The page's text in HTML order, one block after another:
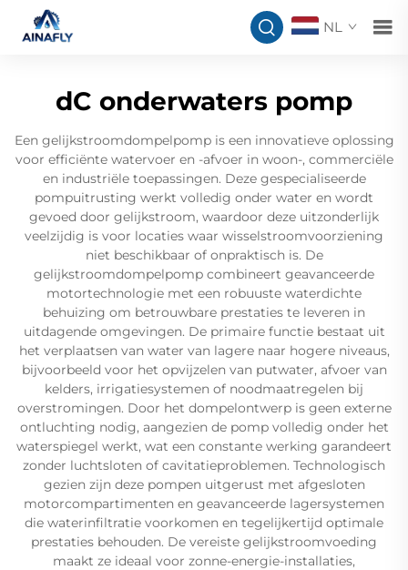
NL
dC onderwaters pomp
Een gelijkstroomdompelpomp is een innovatieve oplossing
voor efficiënte watervoer en -afvoer in woon-, commerciële
en industriële toepassingen. Deze gespecialiseerde
pompuitrusting werkt volledig onder water en wordt
gevoed door gelijkstroom, waardoor deze uitzonderlijk
veelzijdig is voor locaties waar wisselstroomvoorziening
niet beschikbaar of onpraktisch is. De
gelijkstroomdompelpomp combineert geavanceerde
motortechnologie met een robuuste waterdichte
behuizing om betrouwbare prestaties te leveren in
uitdagende omgevingen. De primaire functie bestaat uit
het verplaatsen van water van lagere naar hogere niveaus,
bijvoorbeeld voor het opvijzelen van putwater, afvoer van
kelders, irrigatiesystemen of noodmaatregelen bij
overstromingen. Door het dompelontwerp is geen externe
ontluchting nodig, aangezien de pomp volledig onder het
waterspiegel werkt, wat een constante werking garandeert
zonder luchtsloten of cavitatieproblemen. Technologisch
gezien zijn deze pompen uitgerust met afgesloten
motorcompartimenten en geavanceerde lagersystemen
die waterinfiltratie voorkomen en tegelijkertijd optimale
prestaties behouden. De vereiste gelijkstroomvoeding
maakt ze ideaal voor zonne-energie-installaties,